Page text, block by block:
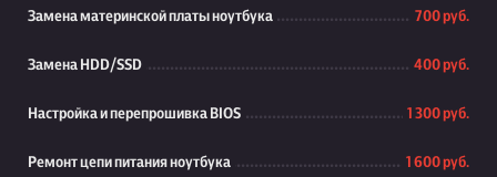
Замена материнской платы ноутбука 700 руб.
Замена HDD/SSD 400 руб.
Настройка и перепрошивка BIOS 1 300 руб.
Ремонт цепи питания ноутбука 1 600 руб.